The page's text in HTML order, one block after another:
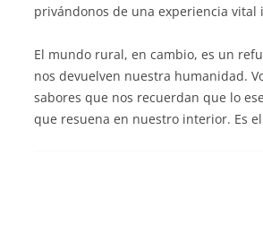
privándonos de una experiencia vital
El mundo rural, en cambio, es un
nos devuelven nuestra humanidad.
sabores que nos recuerdan que lo
que resuena en nuestro interior. Es